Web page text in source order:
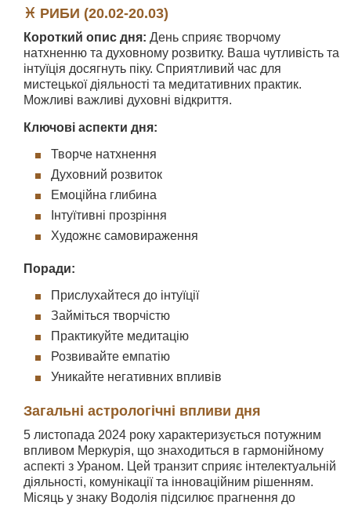
♓ РИБИ (20.02-20.03)
Короткий опис дня: День сприяє творчому
натхненню та духовному розвитку. Ваша чутливість та
інтуїція досягнуть піку. Сприятливий час для
мистецької діяльності та медитативних практик.
Можливі важливі духовні відкриття.
Ключові аспекти дня:
Творче натхнення
Духовний розвиток
Емоційна глибина
Інтуїтивні прозріння
Художнє самовираження
Поради:
Прислухайтеся до інтуїції
Займіться творчістю
Практикуйте медитацію
Розвивайте емпатію
Уникайте негативних впливів
Загальні астрологічні впливи дня
5 листопада 2024 року характеризується потужним
впливом Меркурія, що знаходиться в гармонійному
аспекті з Ураном. Цей транзит сприяє інтелектуальній
діяльності, комунікації та інноваційним рішенням.
Місяць у знаку Водолія підсилює прагнення до